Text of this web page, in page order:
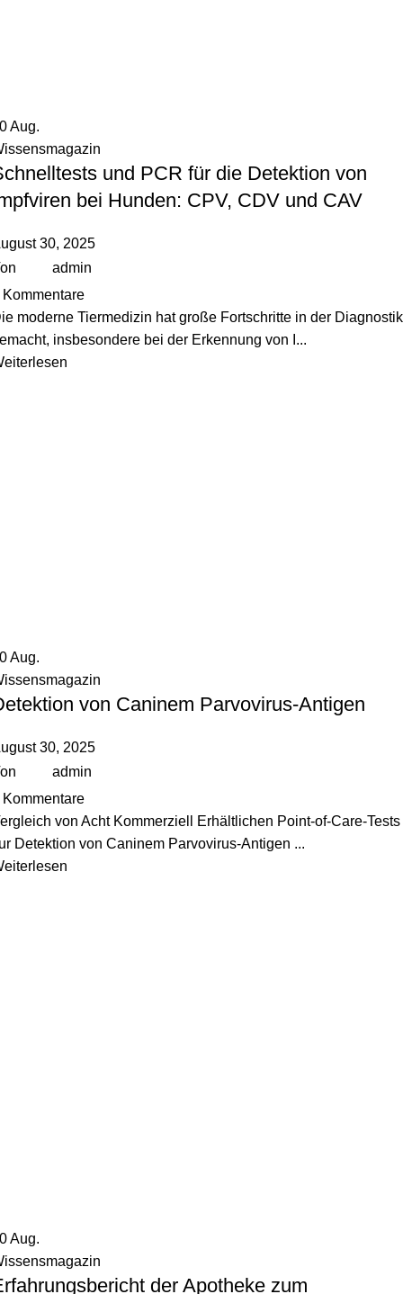
Aug.
und PCR für die Detektion von
bei Hunden: CPV, CDV und CAV
30, 2025
admin
Kommentare
moderne Tiermedizin hat große Fortschritte in der Diagnostik
insbesondere bei der Erkennung von I...
Aug.
von Caninem Parvovirus-Antigen
30, 2025
admin
Kommentare
von Acht Kommerziell Erhältlichen Point-of-Care-Tests
Detektion von Caninem Parvovirus-Antigen ...
Aug.
der Apotheke zum